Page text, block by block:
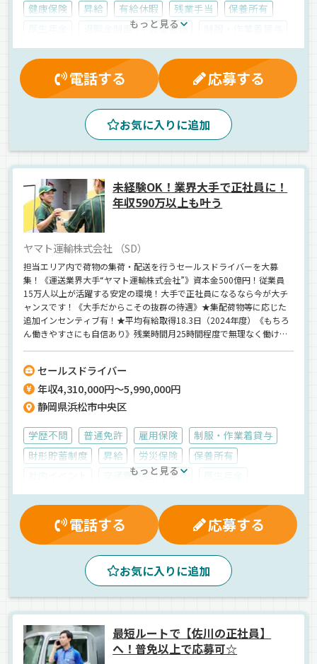
健康保険
昇給 有給休暇 残業手当
保養所有
退職金制度 大型連休
交通費支給
社内イベント 財形貯蓄制度
家族手当
夕方 夜 早朝
日用品
普通車
正社員
もっと見る
電話する 応募する
お気に入りに追加
未経験OK！業界大手で正社員に！
年収590万以上も叶う
ヤマト運輸株式会社 （SD）
担当エリア内で荷物の集荷・配送を行うセールスドライバーを大募
集！《運送業界大手“ヤマト運輸株式会社”》資本金500億円！従業員
15万人以上が活躍する安定の環境！大手で正社員になるなら今が大チ
ャンスです！《大手だからこその抜群の待遇》★集配荷物等に応じた
追加インセンティブ有！★平均有給取得18.3日（2024年度）《もちろ
ん働きやすさにも自信あり》残業時間月25時間程度で無理なく働けま
セールスドライバー
年収4,310,000円～5,990,000円
静岡県浜松市中央区
学歴不問 普通免許 雇用保険
制服・作業着貸与
財形貯蓄制度
昇給 労災保険
保養所有
交通費支給 賞与
有給休暇
大型連休 家族手当
残業手当
健康保険
退職金制度 夕方 早朝 夜 昼
手積み
地場 日用品 普通車 正社員
もっと見る
電話する 応募する
お気に入りに追加
最短ルートで【佐川の正社員】
へ！普免以上で応募可☆